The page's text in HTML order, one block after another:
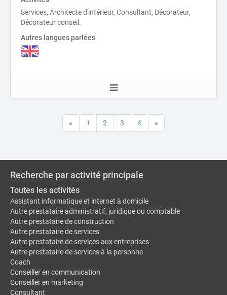
Services, Architecte d'intérieur, Consultant, Décorateur,
Décorateur conseil.
Autres langues parlées
« 1 2 3 4 »
Recherche par activité principale
Toutes les activités
Assistant informatique et internet à domicile
Autre prestataire administratif, juridique ou comptable
Autre prestataire de construction
Autre prestataire de services
Autre prestataire de services aux entreprises
Autre prestataire de services à la personne
Coach
Conseiller en communication
Conseiller en marketing
Consultant